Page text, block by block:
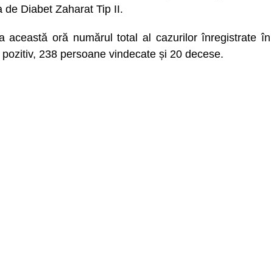
de Diabet Zaharat Tip II.
această oră numărul total al cazurilor înregistrate în
238 persoane vindecate și 20 decese.